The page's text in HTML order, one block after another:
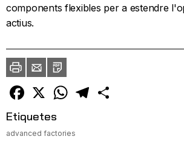
components flexibles per a estendre
actius.
ImprimirEnvia
un
amic
PDF
Facebook
X WhatsAppTelegram
Etiquetes
advanced factories